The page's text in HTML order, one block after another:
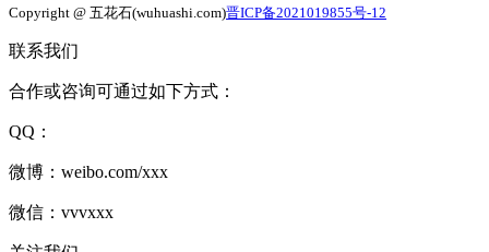
Copyright @ 五花石(wuhuashi.com)晋ICP备2021019855号-12
联系我们
合作或咨询可通过如下方式：
QQ：
微博：weibo.com/xxx
微信：vvvxxx